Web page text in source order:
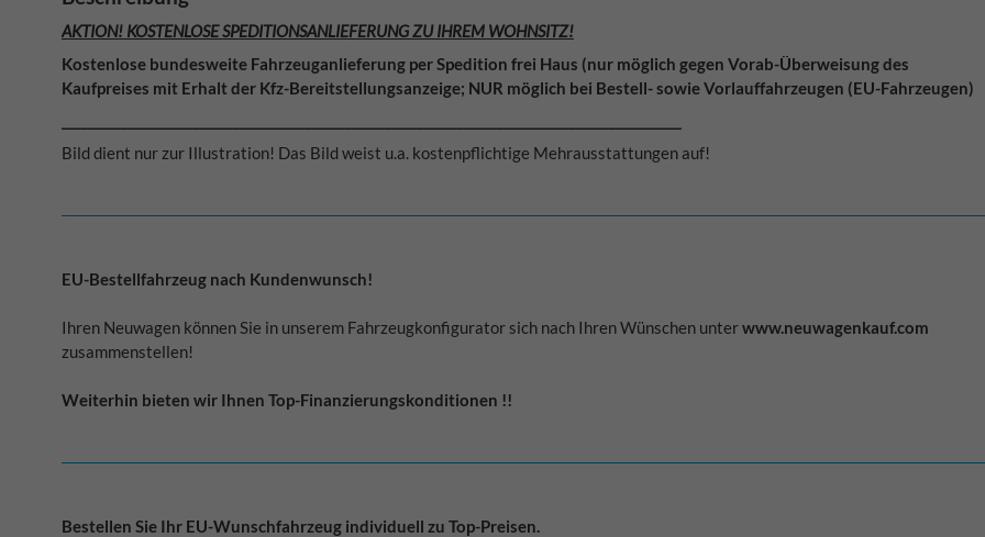
AKTION! KOSTENLOSE SPEDITIONSANLIEFERUNG ZU IHREM WOHNSITZ!
Kostenlose bundesweite Fahrzeuganlieferung per Spedition frei Haus (nur möglich gegen Vorab-Überweisung des
Kaufpreises mit Erhalt der Kfz-Bereitstellungsanzeige; NUR möglich bei Bestell- sowie Vorlauffahrzeugen (EU-Fahrzeugen)
Bild dient nur zur Illustration! Das Bild weist u.a. kostenpflichtige Mehrausstattungen auf!
EU-Bestellfahrzeug nach Kundenwunsch!
Ihren Neuwagen können Sie in unserem Fahrzeugkonfigurator sich nach Ihren Wünschen unterwww.neuwagenkauf.com
zusammenstellen!
Weiterhin bieten wir Ihnen Top-Finanzierungskonditionen !!
Bestellen Sie Ihr EU-Wunschfahrzeug individuell zu Top-Preisen.